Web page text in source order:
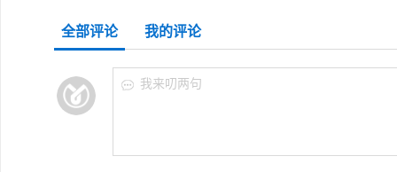
全部评论 我的评论
我来叨两句